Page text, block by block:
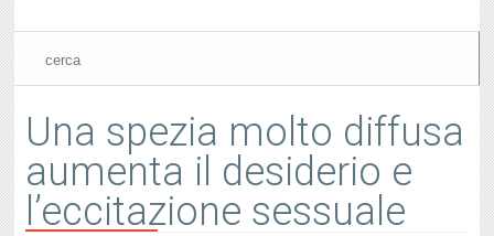
Una spezia molto diffusa
aumenta il desiderio e
l’eccitazione sessuale